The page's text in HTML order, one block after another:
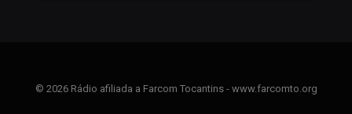
© 2026 Rádio afiliada a Farcom Tocantins - www.farcomto.org